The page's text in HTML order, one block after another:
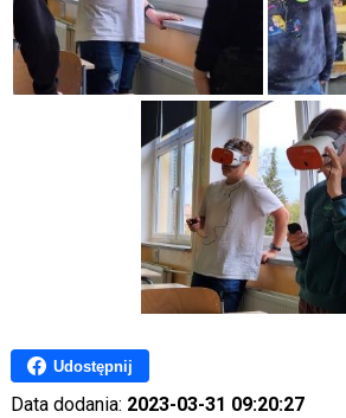
Udostępnij
Data dodania: 2023-03-31 09:20:27